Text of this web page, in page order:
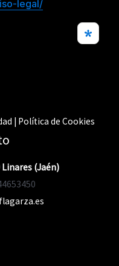
| Política de Cookies
Linares (Jaén)